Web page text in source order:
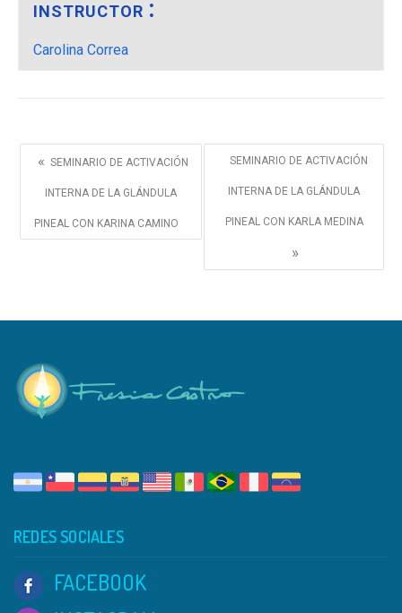
INSTRUCTOR
Carolina Correa
« SEMINARIO DE ACTIVACIÓN
INTERNA DE LA GLÁNDULA
PINEAL CON KARINA CAMINO
SEMINARIO DE ACTIVACIÓN
INTERNA DE LA GLÁNDULA
PINEAL CON KARLA MEDINA
»
REDES SOCIALES
FACEBOOK